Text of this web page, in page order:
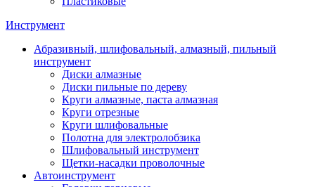
Инструмент
Абразивный, шлифовальный, алмазный, пильный
инструмент
Диски алмазные
Диски пильные по дереву
Круги алмазные, паста алмазная
Круги отрезные
Круги шлифовальные
Полотна для электролобзика
Шлифовальный инструмент
Щетки-насадки проволочные
Автоинструмент